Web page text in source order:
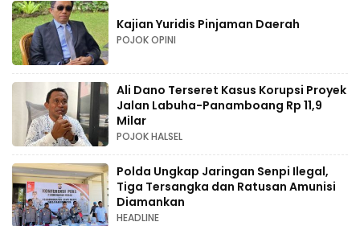
Kajian Yuridis Pinjaman Daerah
POJOK OPINI
Ali Dano Terseret Kasus Korupsi Proyek
Jalan Labuha-Panamboang Rp 11,9
Milar
POJOK HALSEL
Polda Ungkap Jaringan Senpi Ilegal,
Tiga Tersangka dan Ratusan Amunisi
Diamankan
HEADLINE